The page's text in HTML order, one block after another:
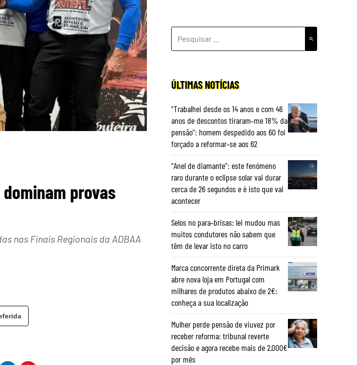
provas
nas Finais Regionais da ADBAA
POR:
ÚLTIMAS NOTÍCIAS
“Trabalhei desde os 14 anos e com 46
anos de descontos tiraram‑me 18% da
pensão”: homem despedido aos 60 foi
forçado a reformar‑se aos 62
“Anel de diamante”: este fenómeno
raro durante o eclipse solar vai durar
cerca de 26 segundos e é isto que vai
acontecer
Selos no para‑brisas: lei mudou mas
muitos condutores não sabem que
têm de levar isto no carro
Marca concorrente direta da Primark
abre nova loja em Portugal com
milhares de produtos abaixo de 2€:
conheça a sua localização
Mulher perde pensão de viuvez por
receber reforma: tribunal reverte
decisão e agora recebe mais de 2.000€
por mês